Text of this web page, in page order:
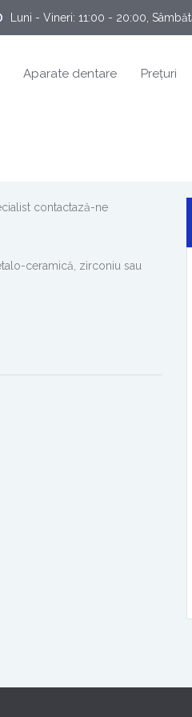
Luni - Vineri: 11:00 - 20:00,
Aparate dentare Prețuri
contactază-ne
ceramică, zirconiu sau